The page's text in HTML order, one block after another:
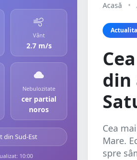
Vânt
2.7 m/s
Nebulozitate
cer partial
noros
din Sud-Est
10:00
Acasă •
din
Cea
Mare.
spre